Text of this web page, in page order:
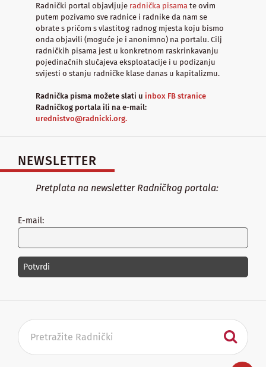
Radnički portal objavljuje radnička pisama te ovim
putem pozivamo sve radnice i radnike da nam se
obrate s pričom s vlastitog radnog mjesta koju bismo
onda objavili (moguće je i anonimno) na portalu. Cilj
radničkih pisama jest u konkretnom raskrinkavanju
pojedinačnih slučajeva eksploatacije i u podizanju
svijesti o stanju radničke klase danas u kapitalizmu.
Radnička pisma možete slati u inbox FB stranice
Radničkog portala ili na e-mail:
urednistvo@radnicki.org.
NEWSLETTER
Pretplata na newsletter Radničkog portala:
E-mail: